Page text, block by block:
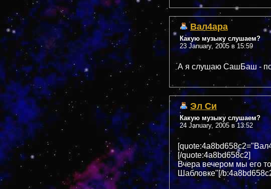
Вал4ара
Какую музыку слушаем?
23 January, 2005 в 15:59
А я слушаю СашБаш -
Эл Си
Какую музыку слушаем?
24 January, 2005 в 13:52
[/quote:4a8bd658c2]
Вчера вечером мы его
Шабловке"[/